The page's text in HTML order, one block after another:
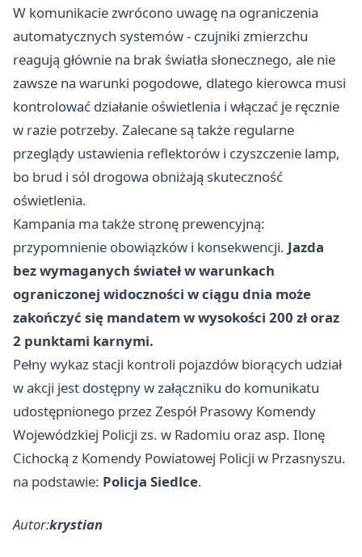
W komunikacie zwrócono uwagę na ograniczenia
automatycznych systemów - czujniki zmierzchu
reagują głównie na brak światła słonecznego, ale nie
zawsze na warunki pogodowe, dlatego kierowca musi
kontrolować działanie oświetlenia i włączać je ręcznie
w razie potrzeby. Zalecane są także regularne
przeglądy ustawienia reflektorów i czyszczenie lamp,
bo brud i sól drogowa obniżają skuteczność
oświetlenia.
Kampania ma także stronę prewencyjną:
przypomnienie obowiązków i konsekwencji. Jazda
bez wymaganych świateł w warunkach
ograniczonej widoczności w ciągu dnia może
zakończyć się mandatem w wysokości 200 zł oraz
2 punktami karnymi.
Pełny wykaz stacji kontroli pojazdów biorących udział
w akcji jest dostępny w załączniku do komunikatu
udostępnionego przez Zespół Prasowy Komendy
Wojewódzkiej Policji zs. w Radomiu oraz asp. Ilonę
Cichocką z Komendy Powiatowej Policji w Przasnyszu.
na podstawie: Policja Siedlce.
Autor:krystian